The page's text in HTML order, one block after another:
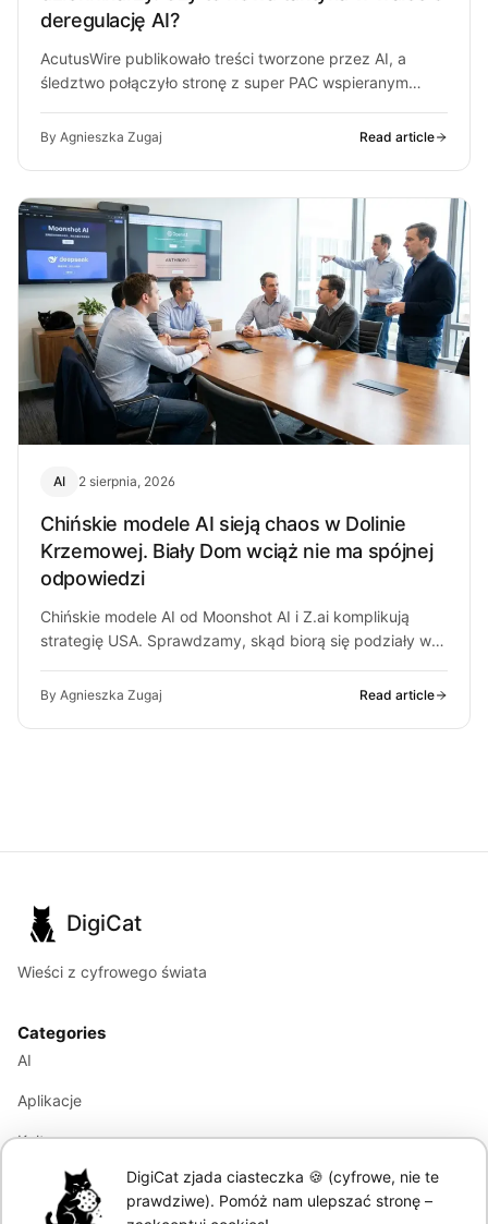
deregulację AI?
AcutusWire publikowało treści tworzone przez AI, a
śledztwo połączyło stronę z super PAC wspieranym
By Agnieszka Zugaj Read article
AI 2 sierpnia, 2026
Chińskie modele AI sieją chaos w Dolinie
Krzemowej. Biały Dom wciąż nie ma spójnej
odpowiedzi
Chińskie modele AI od Moonshot AI i Z.ai komplikują
strategię USA. Sprawdzamy, skąd biorą się podziały w
By Agnieszka Zugaj Read article
DigiCat
Wieści z cyfrowego świata
Categories
AI
Aplikacje
Kultura
Marketing
DigiCat zjada ciasteczka 🍪 (cyfrowe, nie te
prawdziwe). Pomóż nam ulepszać stronę –